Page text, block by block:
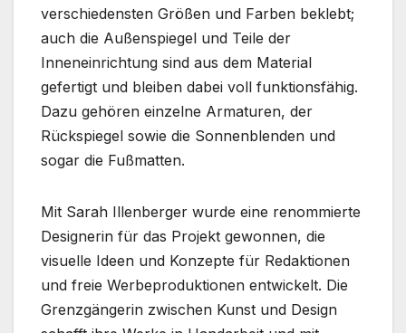
verschiedensten Größen und Farben beklebt;
auch die Außenspiegel und Teile der
Inneneinrichtung sind aus dem Material
gefertigt und bleiben dabei voll funktionsfähig.
Dazu gehören einzelne Armaturen, der
Rückspiegel sowie die Sonnenblenden und
sogar die Fußmatten.
Mit Sarah Illenberger wurde eine renommierte
Designerin für das Projekt gewonnen, die
visuelle Ideen und Konzepte für Redaktionen
und freie Werbeproduktionen entwickelt. Die
Grenzgängerin zwischen Kunst und Design